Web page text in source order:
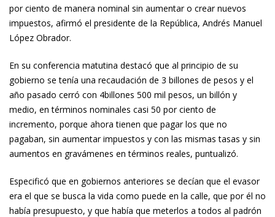
por ciento de manera nominal sin aumentar o crear nuevos
impuestos, afirmó el presidente de la República, Andrés Manuel
López Obrador.
En su conferencia matutina destacó que al principio de su
gobierno se tenía una recaudación de 3 billones de pesos y el
año pasado cerró con 4billones 500 mil pesos, un billón y
medio, en términos nominales casi 50 por ciento de
incremento, porque ahora tienen que pagar los que no
pagaban, sin aumentar impuestos y con las mismas tasas y sin
aumentos en gravámenes en términos reales, puntualizó.
Especificó que en gobiernos anteriores se decían que el evasor
era el que se busca la vida como puede en la calle, que por él no
había presupuesto, y que había que meterlos a todos al padrón